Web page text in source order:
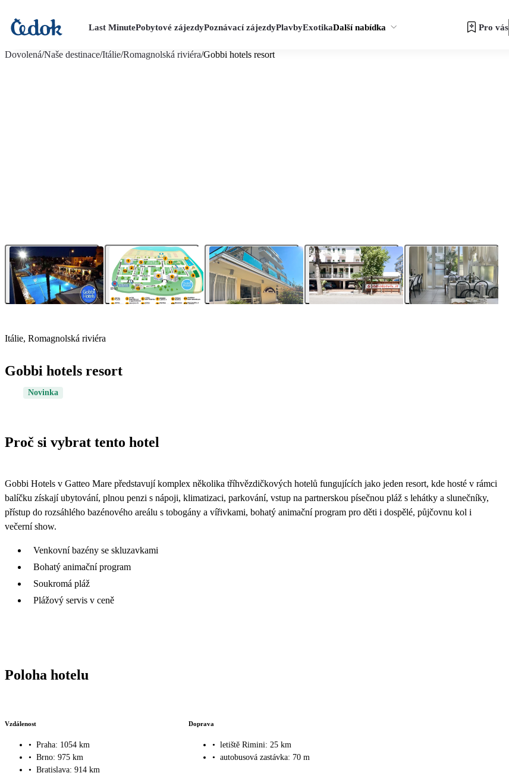
Last MinutePobytové zájezdyPoznávací zájezdyPlavbyExotikaDalší nabídka Pro vás
Dovolená/Naše destinace/Itálie/Romagnolská riviéra/Gobbi hotels resort
Itálie, Romagnolská riviéra
Gobbi hotels resort
Novinka
Proč si vybrat tento hotel
Gobbi Hotels v Gatteo Mare představují komplex několika tříhvězdičkových hotelů fungujících jako jeden resort, kde hosté v rámci
balíčku získají ubytování, plnou penzi s nápoji, klimatizaci, parkování, vstup na partnerskou písečnou pláž s lehátky a slunečníky,
přístup do rozsáhlého bazénového areálu s tobogány a vířivkami, bohatý animační program pro děti i dospělé, půjčovnu kol i
večerní show.
Venkovní bazény se skluzavkami
Bohatý animační program
Soukromá pláž
Plážový servis v ceně
Poloha hotelu
Vzdálenost
• Praha: 1054 km
• Brno: 975 km
• Bratislava: 914 km
Doprava
• letiště Rimini: 25 km
• autobusová zastávka: 70 m